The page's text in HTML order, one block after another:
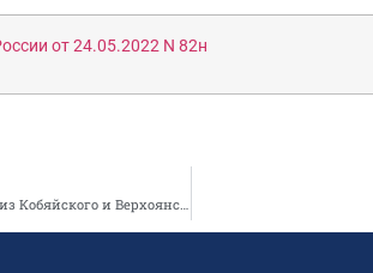
от 24.05.2022 N 82н